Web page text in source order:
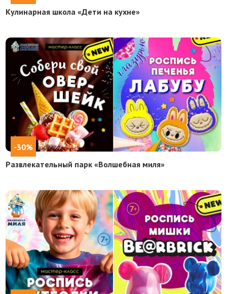
Кулинарная школа «Дети на кухне»
-30%
Развлекательный парк «Волшебная миля»